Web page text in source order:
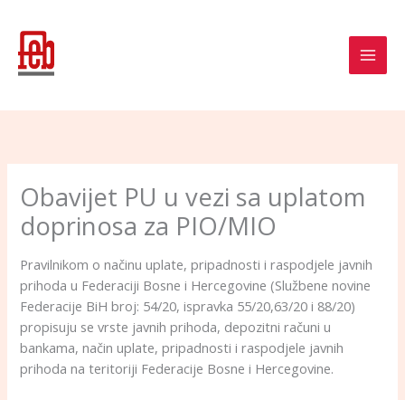
content
Obavijet PU u vezi sa uplatom
doprinosa za PIO/MIO
Pravilnikom o načinu uplate, pripadnosti i raspodjele javnih
prihoda u Federaciji Bosne i Hercegovine (Službene novine
Federacije BiH broj: 54/20, ispravka 55/20,63/20 i 88/20)
propisuju se vrste javnih prihoda, depozitni računi u
bankama, način uplate, pripadnosti i raspodjele javnih
prihoda na teritoriji Federacije Bosne i Hercegovine.